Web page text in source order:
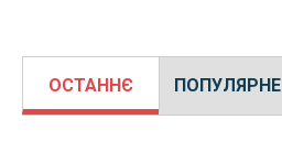
ОСТАННЄ ПОПУЛЯРНЕ